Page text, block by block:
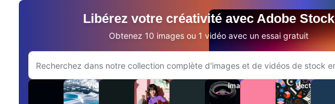
Libérez votre créativité avec Adobe Stock
Obtenez 10 images ou 1 vidéo avec un essai gratuit
Rechercher sur le site Adobe.com
Vidéos Audio Images Vecteurs